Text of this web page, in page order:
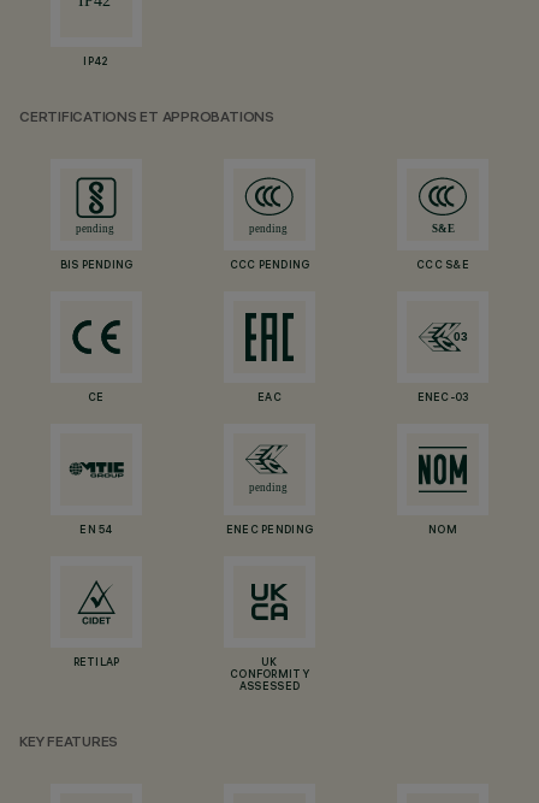
IP42
CERTIFICATIONS ET APPROBATIONS
BIS PENDING CCC PENDING CCC S&E
CE EAC ENEC-03
EN 54 ENEC PENDING NOM
RETILAP
UK
CONFORMITY
ASSESSED
KEY FEATURES